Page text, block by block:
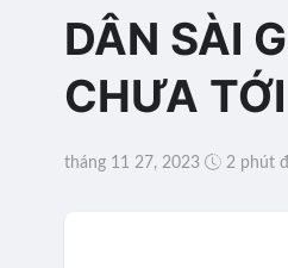
DÂN SÀI
CHƯA
tháng 11 27, 2023 2 phút